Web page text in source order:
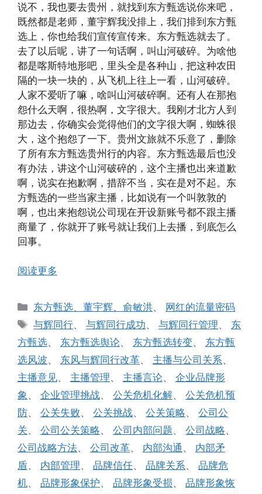
说不，我也要去贵州，就找到东方甄选说你来吧，
既然都是老师，董宇辉我没排上，我们排到东方甄
选上，你也给我们宣传宣传来。东方甄选就去了。
去了以后呢，讲了一句话啊，叫山河破碎。为啥他
都是喀斯特地形吧，里头全是各种山，把这种农田
隔的一块一块的，从飞机上往上一看，山河破碎。
人家不爱听了嘛，啥叫山河破碎啊。还有人在那抱
怨什么天啊，很热啊，文字很大。我刚才北方人到
那边去，你确实会觉得他们的文字很大啊，蜘蛛很
大，这个抱怨了一下。贵州文旅就不乐意了，删除
了所有东方甄选贵州行的内容。东方甄选最后也没
有办法，讲这个山河破碎的，这个主播也出来道歉
啊，说实在抱歉啊，措辞不当，实在是对不起。东
方甄选的一些当家主播，比如说有一个叫敦敦的
啊，也出来抱怨说公司现在开设新账号都不跟主播
商量了，你就开了账号就让我们上去播，到底怎么
回事。
阅读更多
分
类
东方甄选、董宇辉、俞敏洪、 网红的流量密码
标
签
与辉同行、与辉同行成功、与辉同行管理、 东
方甄选、 东方甄选舆论、 东方甄选转变、 东方甄
选风波、 东风与辉同行改革、 主播与公司关系、
主播意见、 主播管理、 主播言论、 企业品牌形
象、 企业管理挑战、 公关危机化解、 公关危机预
防、 公关失败、 公关挑战、 公关策略、 公司公
关、 公司公关策略、 公司内部问题、 公司战略、
公司战略方法、 公司改革、 内部沟通 、 内部矛
盾、 内部管理、 品牌信任、 品牌关系、 品牌危
机、 品牌形象保护、 品牌形象受损、 品牌形象恢